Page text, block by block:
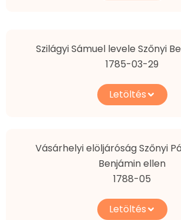
Szilágyi Sámuel levele Szőnyi
1785-03-29
Letöltés
Vásárhelyi elöljáróság Szőnyi
Benjámin ellen
1788-05
Letöltés